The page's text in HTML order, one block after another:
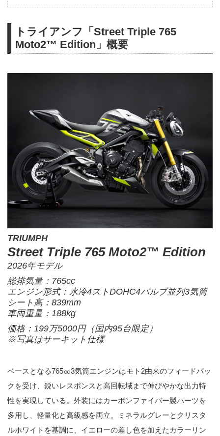
トライアンフ「Street Triple 765
Moto2™ Edition」概要
TRIUMPH
Street Triple 765 Moto2™ Edition
2026年モデル
総排気量：765cc
エンジン形式：水冷4ストDOHC4バルブ並列3気筒
シート高：839mm
車両重量：188kg
価格：199万5000円（国内95台限定）
※写真はサーキット仕様
ベースとなる765㏄3気筒エンジンはモト2由来のフィードバッ
クを受け、鋭いレスポンスと高回転域まで伸びやかな出力特
性を実現している。外装にはカーボンファイバー製パーツを
多用し、軽量化と高級感を両立。ミネラルグレーとクリスタ
ルホワイトを基調に、イエローの差し色を加えたカラーリン